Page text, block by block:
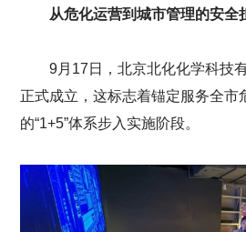
从危化运营到城市管理的安全
9月17日，北京北化化学科技
正式成立，这标志着锚定服务全市
的“1+5”体系步入实施阶段。